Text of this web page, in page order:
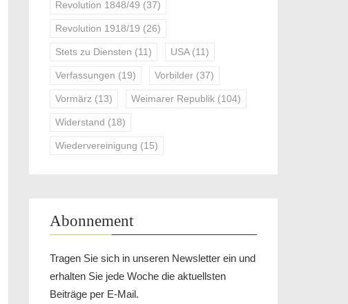
Revolution 1848/49 (37)
Revolution 1918/19 (26)
Stets zu Diensten (11) USA(11)
Verfassungen (19) Vorbilder (37)
Vormärz (13) Weimarer Republik (104)
Widerstand (18)
Wiedervereinigung (15)
Abonnement
Tragen Sie sich in unseren Newsletter ein und
erhalten Sie jede Woche die aktuellsten
Beiträge per E-Mail.